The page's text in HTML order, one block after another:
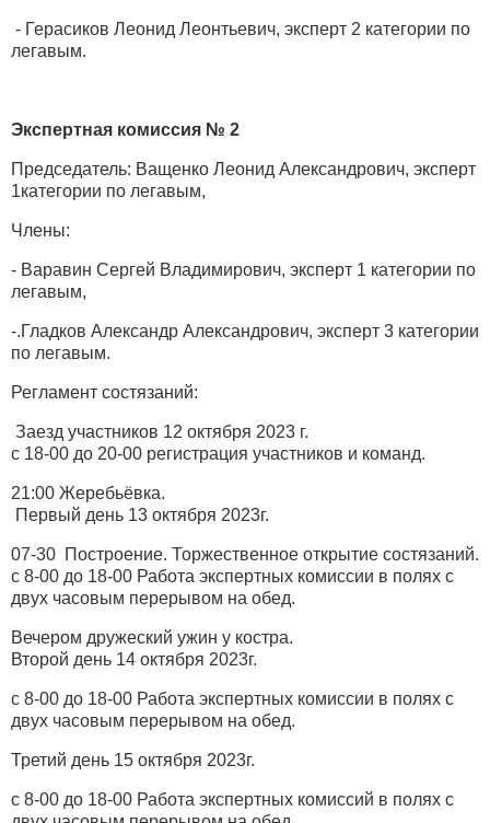
- Герасиков Леонид Леонтьевич, эксперт 2 категории по
легавым.
Экспертная комиссия № 2
Председатель: Ващенко Леонид Александрович, эксперт
1категории по легавым,
Члены:
- Варавин Сергей Владимирович, эксперт 1 категории по
легавым,
-.Гладков Александр Александрович, эксперт 3 категории
по легавым.
Регламент состязаний:
Заезд участников 12 октября 2023 г.
с 18-00 до 20-00 регистрация участников и команд.
21:00 Жеребьёвка.
Первый день 13 октября 2023г.
07-30 Построение. Торжественное открытие состязаний.
с 8-00 до 18-00 Работа экспертных комиссии в полях с
двух часовым перерывом на обед.
Вечером дружеский ужин у костра.
Второй день 14 октября 2023г.
с 8-00 до 18-00 Работа экспертных комиссии в полях с
двух часовым перерывом на обед.
Третий день 15 октября 2023г.
с 8-00 до 18-00 Работа экспертных комиссий в полях с